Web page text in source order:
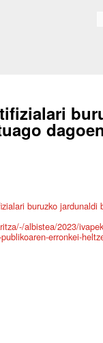
buruzko
albistea/2023/
erronkei-